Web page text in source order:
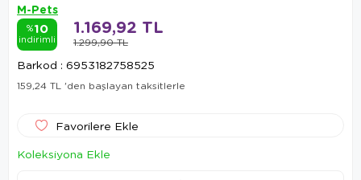
M-Pets
%10
indirimli 1.299,90 TL
1.169,92 TL
Barkod : 6953182758525
159,24 TL 'den başlayan taksitlerle
Favorilere Ekle
Koleksiyona Ekle